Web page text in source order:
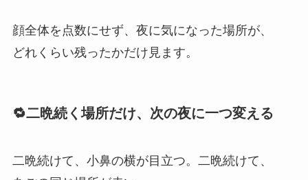
顔全体を点数にせず、夜に気になった場所が、
どれくらい残ったかだけ見ます。
🔁二晩続く場所だけ、次の夜に一つ変える
二晩続けて、小鼻の横が目立つ。二晩続けて、